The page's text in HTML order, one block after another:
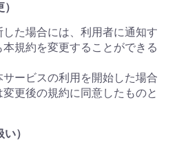
た場合には、利用者に通知す
規約を変更することができる
ービスの利用を開始した場合
更後の規約に同意したものと
）